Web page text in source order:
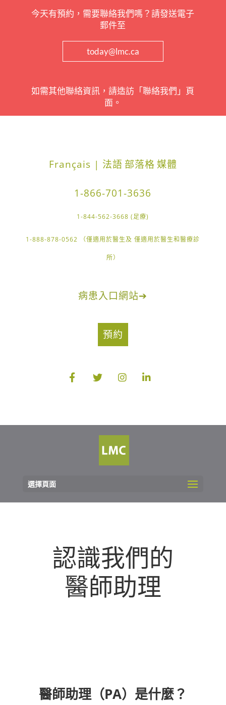
今天有預約，需要聯絡我們嗎？請發送電子
郵件至
today@lmc.ca
如需其他聯絡資訊，請造訪「聯絡我們」頁
面。
Français | 法語 部落格媒體
1-866-701-3636
1-844-562-3668 (足療)
1-888-878-0562 （僅適用於醫生及 僅適用於醫生和醫療診
所）
病患入口網站➔
預約
選擇頁面
認識我們的
醫師助理
醫師助理（PA）是什麼？